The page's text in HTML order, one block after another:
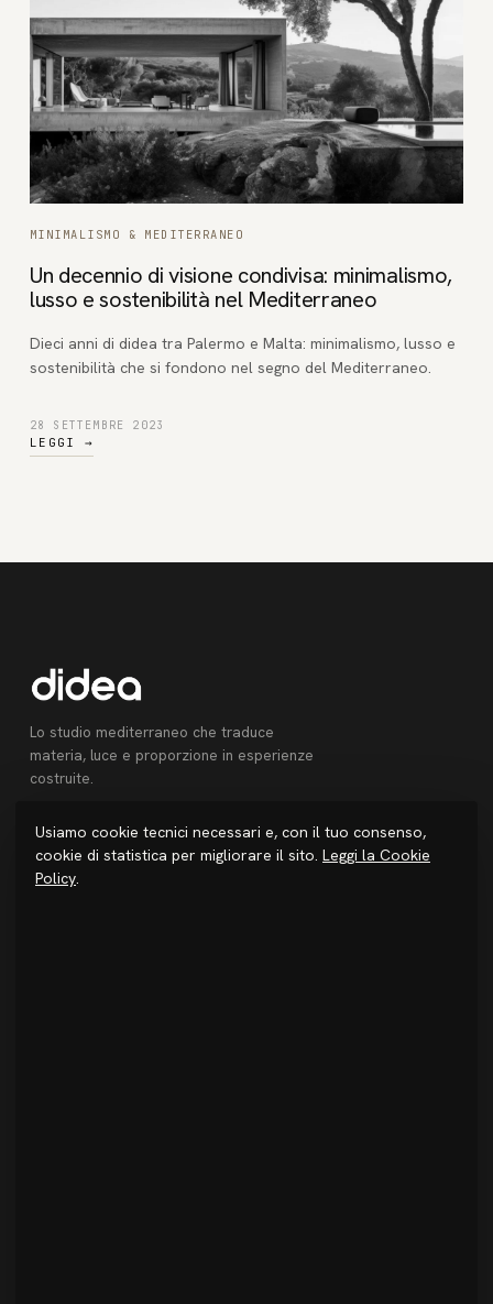
MINIMALISMO & MEDITERRANEO
Un decennio di visione condivisa: minimalismo,
lusso e sostenibilità nel Mediterraneo
Dieci anni di didea tra Palermo e Malta: minimalismo, lusso e
sostenibilità che si fondono nel segno del Mediterraneo.
28 SETTEMBRE 2023
LEGGI →
Lo studio mediterraneo che traduce
materia, luce e proporzione in esperienze
costruite.
STUDIO
Chi siamo
Usiamo cookie tecnici necessari e, con il tuo consenso,
cookie di statistica per migliorare il sito. Leggi la Cookie
Policy.